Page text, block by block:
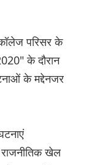
परिसर के
के दौरान
के मद्देनजर
राजनीतिक खेल